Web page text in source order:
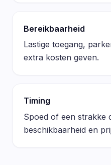
Bereikbaarheid
Lastige toegang,
extra kosten geven.
Timing
Spoed of een strakke
beschikbaarheid en